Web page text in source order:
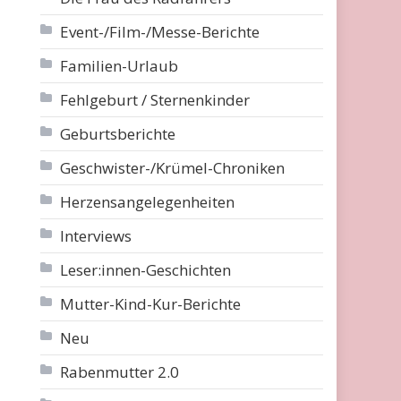
Event-/Film-/Messe-Berichte
Familien-Urlaub
Fehlgeburt / Sternenkinder
Geburtsberichte
Geschwister-/Krümel-Chroniken
Herzensangelegenheiten
Interviews
Leser:innen-Geschichten
Mutter-Kind-Kur-Berichte
Neu
Rabenmutter 2.0